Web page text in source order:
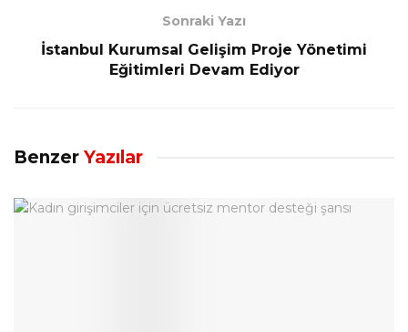
Sonraki Yazı
İstanbul Kurumsal Gelişim Proje Yönetimi
Eğitimleri Devam Ediyor
Benzer Yazılar